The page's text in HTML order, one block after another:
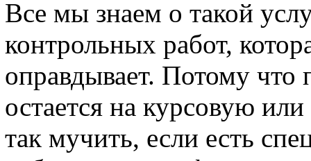
Все мы знаем о такой
контрольных работ,
оправдывает. Потому
остается на курсовую
так мучить, если есть